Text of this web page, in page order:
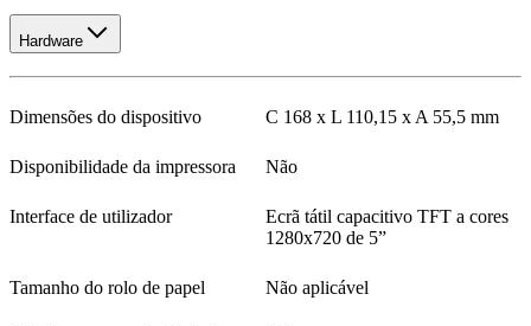
Hardware
Dimensões do dispositivo C 168 x L 110,15 x A 55,5 mm
Disponibilidade da impressora Não
Interface de utilizador
Ecrã tátil capacitivo TFT a cores
1280x720 de 5”
Tamanho do rolo de papel Não aplicável